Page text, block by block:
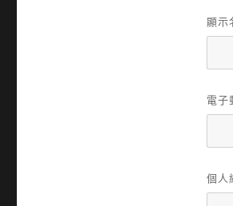
顯示
電子
個人